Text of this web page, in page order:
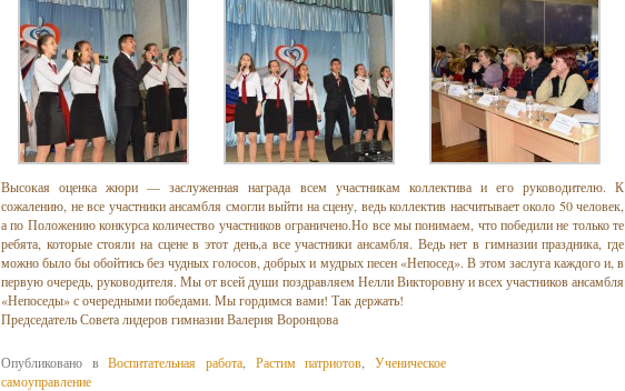
Высокая оценка жюри — заслуженная награда всем участникам коллектива и его руководителю. К
сожалению, не все участники ансамбля смогли выйти на сцену, ведь коллектив насчитывает около 50 человек,
а по Положению конкурса количество участников ограничено.Но все мы понимаем, что победили не только те
ребята, которые стояли на сцене в этот день,а все участники ансамбля. Ведь нет в гимназии праздника, где
можно было бы обойтись без чудных голосов, добрых и мудрых песен «Непосед». В этом заслуга каждого и, в
первую очередь, руководителя. Мы от всей души поздравляем Нелли Викторовну и всех участников ансамбля
«Непоседы» с очередными победами. Мы гордимся вами! Так держать!
Председатель Совета лидеров гимназии Валерия Воронцова
Опубликовано вВоспитательная работа Растим патриотов ,Ученическое
самоуправление